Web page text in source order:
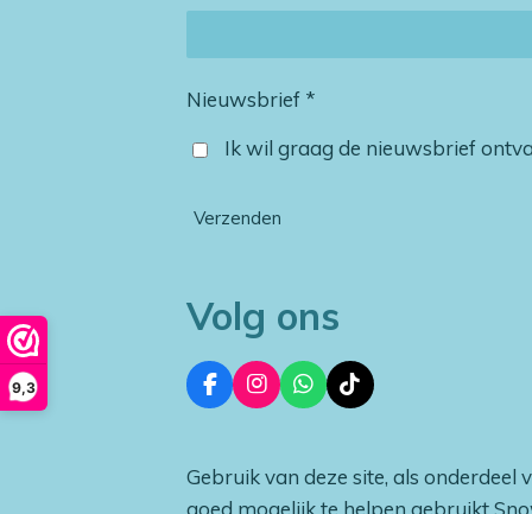
9,3
Nieuwsbrief *
Ik wil graag de nieuwsbrief
Verzenden
Volg ons
F
a
b
I
n
a
W
h
s
A
T
i
o
Gebruik van deze site, als onderdeel
goed mogelijk te helpen gebruikt